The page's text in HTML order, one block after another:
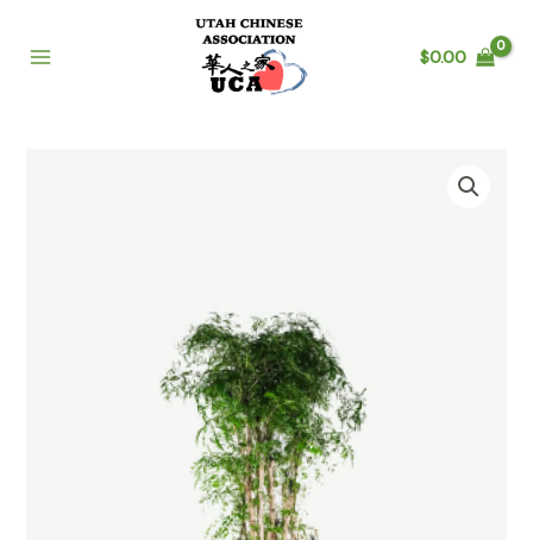
$0.00